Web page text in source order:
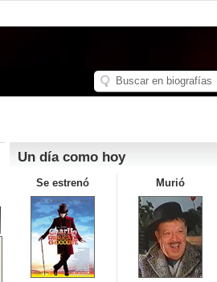
Un día como hoy
Se estrenó Murió